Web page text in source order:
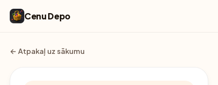
Cenu Depo
← Atpakaļ uz sākumu